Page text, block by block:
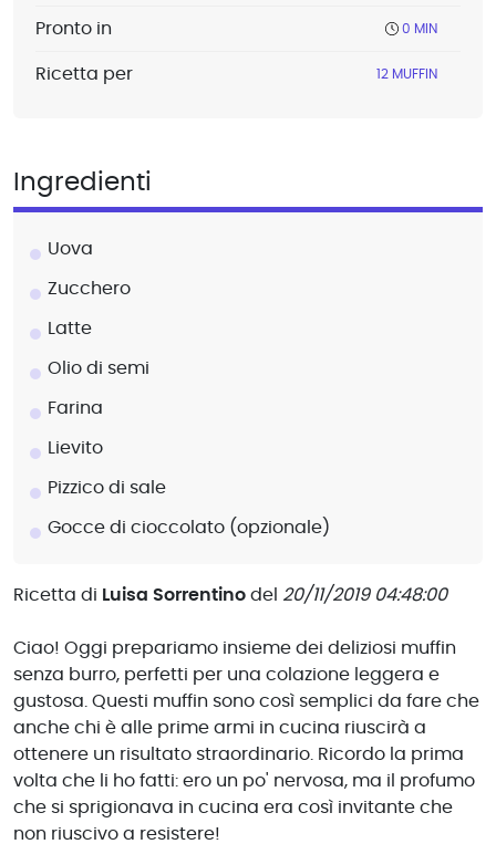
Pronto in 0 MIN
Ricetta per 12 MUFFIN
Ricetta di Luisa Sorrentino del 20/11/2019 04:48:00
Ciao! Oggi prepariamo insieme dei deliziosi muffin
senza burro, perfetti per una colazione leggera e
gustosa. Questi muffin sono così semplici da fare che
anche chi è alle prime armi in cucina riuscirà a
ottenere un risultato straordinario. Ricordo la prima
volta che li ho fatti: ero un po' nervosa, ma il profumo
che si sprigionava in cucina era così invitante che
non riuscivo a resistere!
Ingredienti
Uova
Zucchero
Latte
Olio di semi
Farina
Lievito
Pizzico di sale
Gocce di cioccolato (opzionale)